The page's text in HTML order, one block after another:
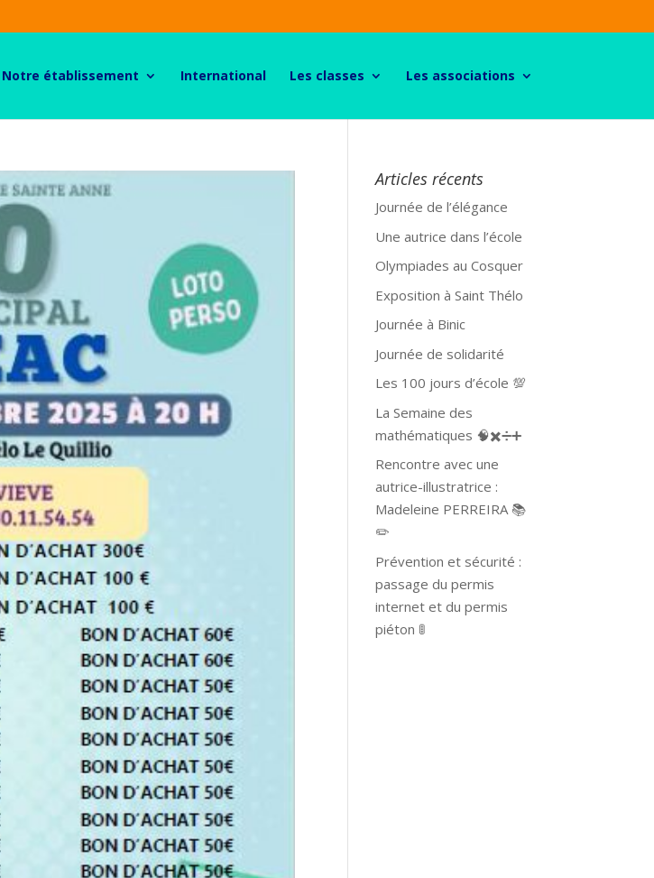
Notre établissement International Les classes Les associations
Articles récents
Journée de l’élégance
Une autrice dans l’école
Olympiades au Cosquer
Exposition à Saint Thélo
Journée à Binic
Journée de solidarité
Les 100 jours d’école 💯
La Semaine des
mathématiques 🧠✖️➗➕
Rencontre avec une
autrice-illustratrice :
Madeleine PERREIRA 📚
✏️
Prévention et sécurité :
passage du permis
internet et du permis
piéton 🚦